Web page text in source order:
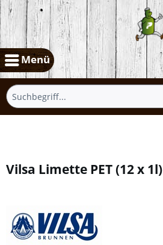
Menü
Vilsa Limette PET(12 x 1l)